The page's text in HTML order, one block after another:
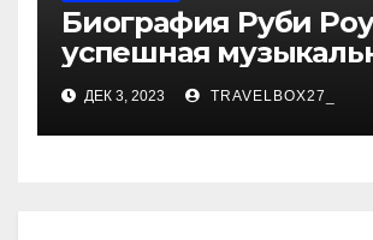
Биография Руби
успешная
карьера, личная
знаковые
ДЕК 3, 2023 TRAVELBOX27_